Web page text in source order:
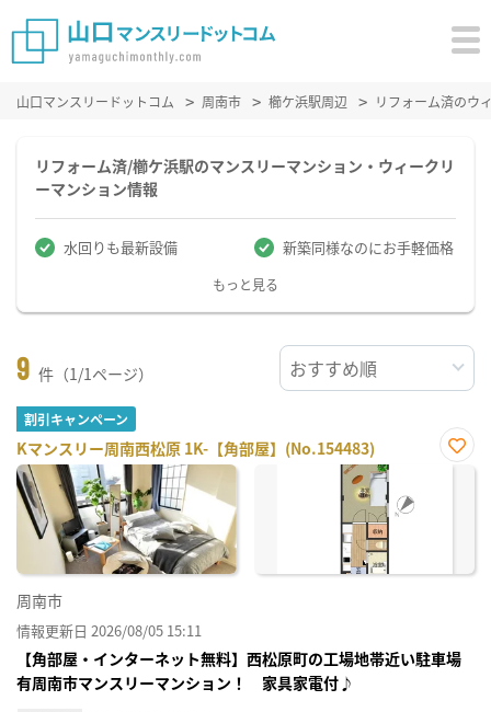
山口マンスリードットコム 周南市 櫛ケ浜駅周辺 リフォーム済のウ
リフォーム済/櫛ケ浜駅のマンスリーマンション・ウィークリ
ーマンション情報
水回りも最新設備 新築同様なのにお手軽価格
もっと見る
9 件（1/1ページ）
割引キャンペーン
Kマンスリー周南西松原 1K-【角部屋】(No.154483)
お気
周南市
情報更新日 2026/08/05 15:11
【角部屋・インターネット無料】西松原町の工場地帯近い駐車場
有周南市マンスリーマンション！ 家具家電付♪